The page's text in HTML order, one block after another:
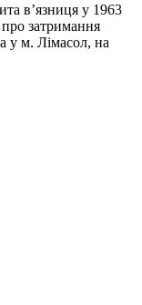
в’язниця у 1963
затримання
у м. Лімасол, на